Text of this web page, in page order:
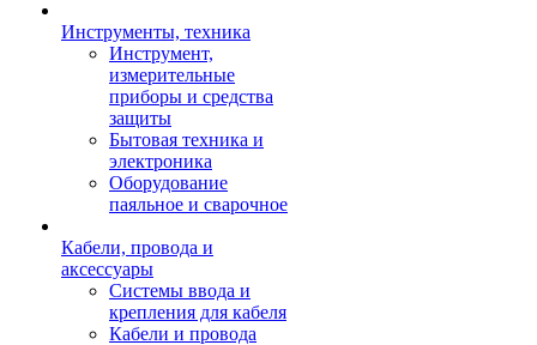
Инструменты, техника
Инструмент,
измерительные
приборы и средства
защиты
Бытовая техника и
электроника
Оборудование
паяльное и сварочное
Кабели, провода и
аксессуары
Системы ввода и
крепления для кабеля
Кабели и провода